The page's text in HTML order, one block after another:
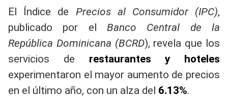
El Índice de Precios al Consumidor (IPC),
publicado por el Banco Central de la
República Dominicana (BCRD), revela que los
servicios de restaurantes y hoteles
experimentaron el mayor aumento de precios
en el último año, con un alza del 6.13%.